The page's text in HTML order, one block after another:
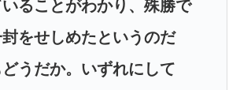
ることがわかり、殊勝で
をせしめたというのだ
うだか。いずれにして